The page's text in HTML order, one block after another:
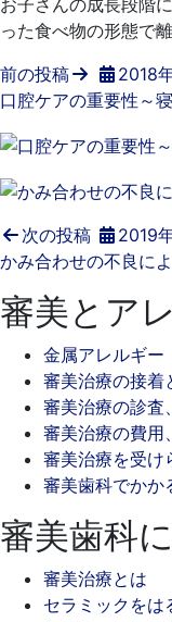
お子さんの成長段階
った食べ物の形態で
前の投稿
2018
口腔ケアの重要性～
次の投稿
2019
かみ合わせの不良に
審美とア
金属アレルギー
審美治療の接着
審美治療の診査
審美治療の費用
審美治療を受け
審美歯科でかか
審美歯科
審美治療とは
セラミックをは